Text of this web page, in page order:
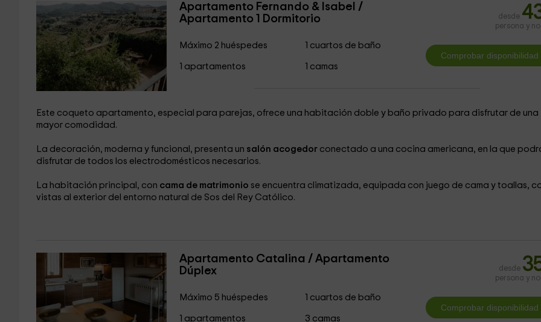
Apartamento Fernando & Isabel /
Apartamento 1 Dormitorio
Máximo 2 huéspedes
1 apartamentos
1 cuartos de baño
1 camas
desde
persona y
Este coqueto apartamento, especial para parejas, ofrece una habitación doble y baño privado para disfrutar de una
mayor comodidad.
La decoración, moderna y funcional, presenta un salón acogedor conectado a una cocina americana, en la que
disfrutar de todos los electrodomésticos necesarios.
La habitación principal, con cama de matrimonio se encuentra climatizada, equipada con juego de cama y toallas,
vistas al exterior del entorno natural de Sos del Rey Católico.
Apartamento Catalina / Apartamento
Dúplex
Máximo 5 huéspedes
1 apartamentos
1 cuartos de baño
3 camas
desde
persona y